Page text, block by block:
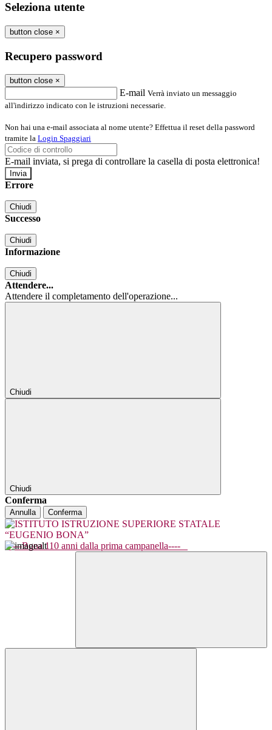
Seleziona utente
button close ×
Recupero password
button close ×
E-mail Verrà inviato un messaggio
all'indirizzo indicato con le istruzioni necessarie.
Non hai una e-mail associata al nome utente? Effettua il reset della password
tramite la Login Spaggiari
E-mail inviata, si prega di controllare la casella di posta elettronica!
Errore
Chiudi
Successo
Chiudi
Informazione
Chiudi
Attendere...
Attendere il completamento dell'operazione...
Chiudi
Chiudi
Conferma
Annulla Conferma
----Bona 110 anni dalla prima campanella----